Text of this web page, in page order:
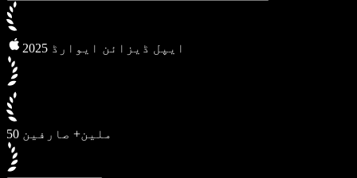
2025 ایپل ڈیزائن ایوارڈ
50 ملین+ صارفین